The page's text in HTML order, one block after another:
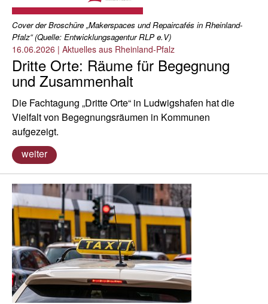
Cover der Broschüre „Makerspaces und Repaircafés in Rheinland-
Pfalz“ (Quelle: Entwicklungsagentur RLP e.V)
16.06.2026 | Aktuelles aus Rheinland-Pfalz
Dritte Orte: Räume für Begegnung
und Zusammenhalt
Die Fachtagung „Dritte Orte“ in Ludwigshafen hat die
Vielfalt von Begegnungsräumen in Kommunen
aufgezeigt.
weiter